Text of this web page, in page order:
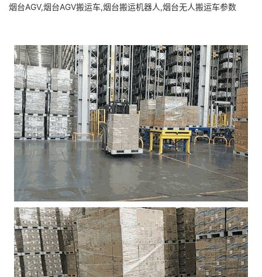
烟台AGV,烟台AGV搬运车,烟台搬运机器人,烟台无人搬运车参数